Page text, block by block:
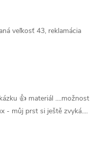
veľkosť 43, reklamácia
👍 materiál ....možnost
- můj prst si ještě zvyká....